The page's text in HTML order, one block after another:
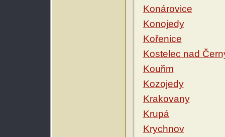
Konárovice
Konojedy
Kořenice
Kostelec nad
Kouřim
Kozojedy
Krakovany
Krupá
Krychnov